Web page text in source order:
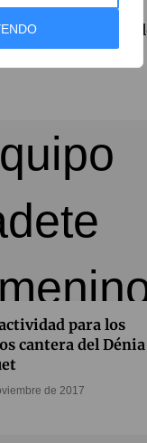
se juegan su pase
ante el UBE
para los
cantera del Dénia
de 2017